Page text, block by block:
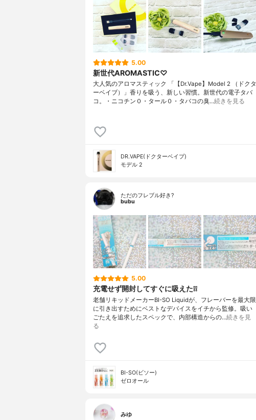
5.00
新世代AROMASTIC♡
大人気のアロマスティック 「【Dr.Vape】Model 2 （ドクタ
ーベイブ）」香りを吸う、新しい習慣。新世代の電子タバ
コ。・ニコチン０・タール０・タバコの臭…続きを見る
DR.VAPE(ドクターベイプ)
モデル 2
ただのフレブル好き?
bubu
5.00
充電せず開封してすぐに吸えた❕❕
老舗リキッドメーカーBI-SO Liquidが、フレーバーを最大限
に引き出すためにベストなデバイスをイチから監修。吸い
ごたえを追求したスペックで、内部構造からの…続きを見
る
BI-SO(ビソー)
ゼロオール
みゆ